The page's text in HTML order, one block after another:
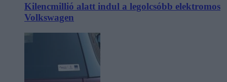
Kilencmillió alatt indul a legolcsóbb elektromos
Volkswagen